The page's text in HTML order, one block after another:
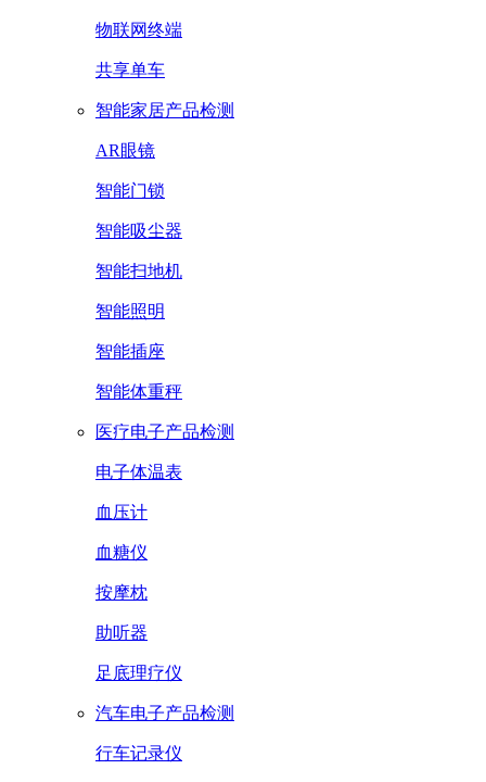
物联网终端
共享单车
智能家居产品检测
AR眼镜
智能门锁
智能吸尘器
智能扫地机
智能照明
智能插座
智能体重秤
医疗电子产品检测
电子体温表
血压计
血糖仪
按摩枕
助听器
足底理疗仪
汽车电子产品检测
行车记录仪